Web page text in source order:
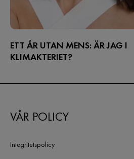
ETT ÅR UTAN MENS: ÄR JAG I
KLIMAKTERIET?
klimakteriet? Det beror på, det är en
bekräftas så låt oss räkna först.
VÅR POLICY
Integritetspolicy